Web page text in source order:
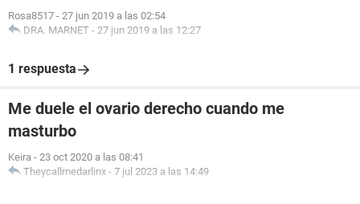
Rosa8517 - 27 jun 2019 a las 02:54
DRA. MARNET - 27 jun 2019 a las 12:27
1 respuesta
Me duele el ovario derecho cuando me
masturbo
Keira - 23 oct 2020 a las 08:41
Theycallmedarlinx - 7 jul 2023 a las 14:49